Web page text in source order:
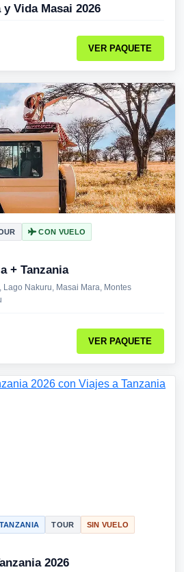
Vida Masai 2026
VER PAQUETE
CON VUELO
+ Tanzania
Nakuru, Masai Mara, Montes
VER PAQUETE
TANZANIA TOUR SIN VUELO
2026